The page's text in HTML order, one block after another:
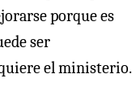
porque es
ser
el ministerio.